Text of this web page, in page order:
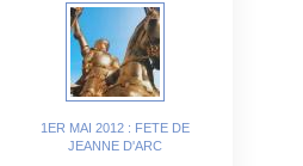
1ER MAI 2012 : FETE DE
JEANNE D'ARC